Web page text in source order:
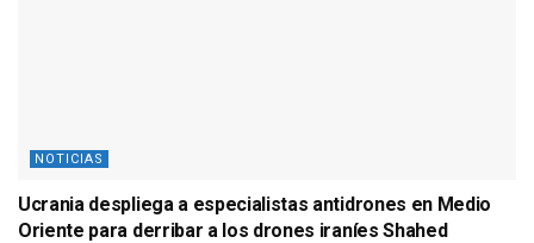
NOTICIAS
Ucrania despliega a especialistas antidrones en Medio
Oriente para derribar a los drones iraníes Shahed